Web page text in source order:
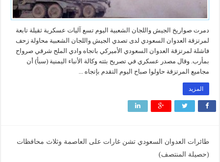
دمرت صواريخ الجيش واللجان الشعبية اليوم تسع آليات عسكرية ثقيلة تابعة
لمرتزقة العدوان السعودي لدى تصدي الجيش واللجان الشعبية محاولة زحف
فاشلة لمرتزقة العدوان السعودي الأميركي باتجاه وادي الملح شرقي صرواح
بمأرب. وقال مصدر عسكري في تصريح بثته وكالة الأنباء اليمنية (سبأ) أن
مجاميع المرتزقة حاولوا صباح اليوم التقدم بإتجاه ...
المزيد
طائرات العدوان السعودي تشن غارات على العاصمة وثلاث محافظات
(حصيلة المنتصف)